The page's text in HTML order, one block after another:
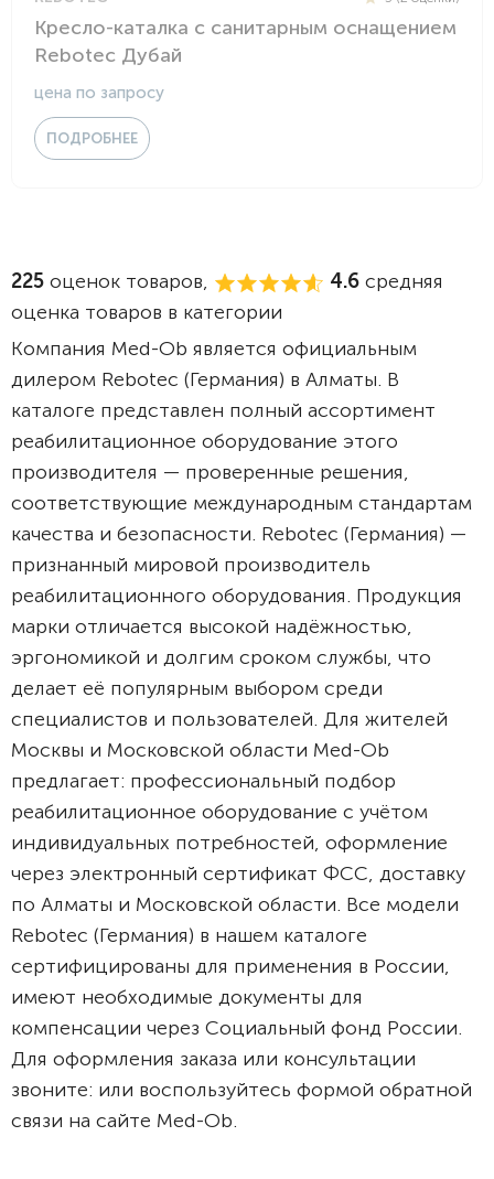
Кресло-каталка с санитарным оснащением
Rebotec Дубай
цена по запросу
ПОДРОБНЕЕ
225 оценок товаров, 4.6 средняя
оценка товаров в категории
Компания Med-Ob является официальным
дилером Rebotec (Германия) в Алматы. В
каталоге представлен полный ассортимент
реабилитационное оборудование этого
производителя — проверенные решения,
соответствующие международным стандартам
качества и безопасности. Rebotec (Германия) —
признанный мировой производитель
реабилитационного оборудования. Продукция
марки отличается высокой надёжностью,
эргономикой и долгим сроком службы, что
делает её популярным выбором среди
специалистов и пользователей. Для жителей
Москвы и Московской области Med-Ob
предлагает: профессиональный подбор
реабилитационное оборудование с учётом
индивидуальных потребностей, оформление
через электронный сертификат ФСС, доставку
по Алматы и Московской области. Все модели
Rebotec (Германия) в нашем каталоге
сертифицированы для применения в России,
имеют необходимые документы для
компенсации через Социальный фонд России.
Для оформления заказа или консультации
звоните: или воспользуйтесь формой обратной
связи на сайте Med-Ob.